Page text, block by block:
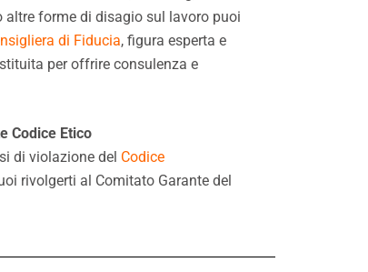
forme di disagio sul lavoro puoi
di Fiducia, figura esperta e
per offrire consulenza e
Codice Etico
di violazione del Codice
rivolgerti al Comitato Garante del